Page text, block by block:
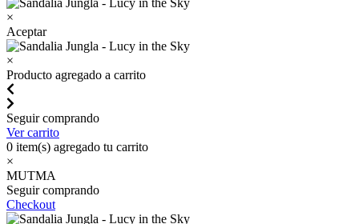
×
Aceptar
×
Producto agregado a carrito
Seguir comprando
Ver carrito
0 item(s) agregado tu carrito
×
MUTMA
Seguir comprando
Checkout